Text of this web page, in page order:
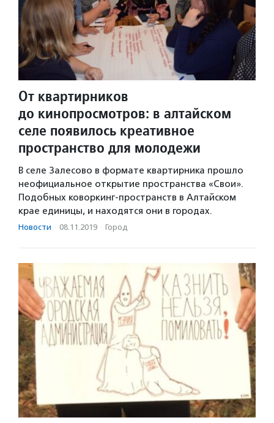
От квартирников
до кинопросмотров: в алтайском
селе появилось креативное
пространство для молодежи
В селе Залесово в формате квартирника прошло
неофициальное открытие пространства «Свои».
Подобных коворкинг-пространств в Алтайском
крае единицы, и находятся они в городах.
Новости · 08.11.2019 · Город